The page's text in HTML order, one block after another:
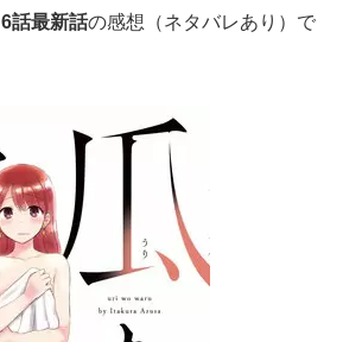
6話最新話の感想（ネタバレあり）で